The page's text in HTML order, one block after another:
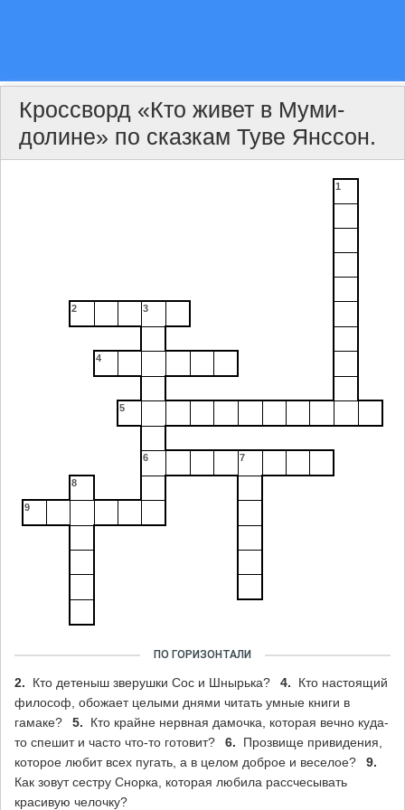
Кроссворд «Кто живет в Муми-
долине» по сказкам Туве Янссон.
1
2 3
4
5
6 7
8
9
ПО ГОРИЗОНТАЛИ
2. Кто детеныш зверушки Сос и Шнырька? 4.
Кто настоящий
философ, обожает целыми днями читать умные книги в
гамаке?
5.
Кто крайне нервная дамочка, которая вечно куда-
то спешит и часто что-то готовит?
6.
Прозвище привидения,
которое любит всех пугать, а в целом доброе и веселое?
9.
Как зовут сестру Снорка, которая любила рассчесывать
красивую челочку?